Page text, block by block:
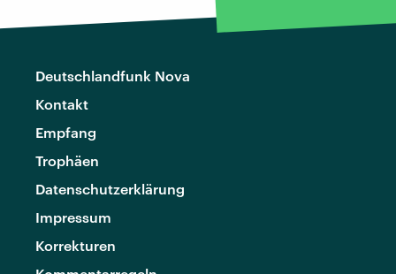
Deutschlandfunk Nova
Kontakt
Empfang
Trophäen
Datenschutzerklärung
Impressum
Korrekturen